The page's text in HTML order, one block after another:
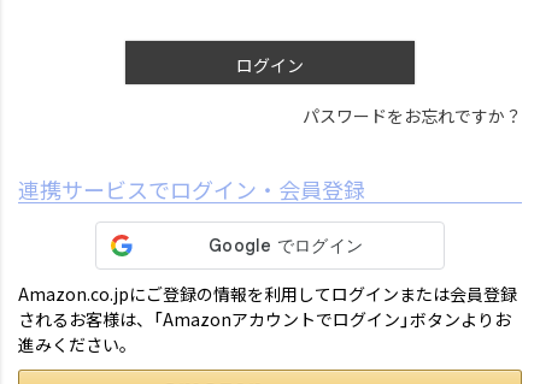
ログイン
パスワードをお忘れですか？
連携サービスでログイン・会員登録
Amazon.co.jpにご登録の情報を利用してログインまたは会員登録
されるお客様は、「Amazonアカウントでログイン」ボタンよりお
進みください。